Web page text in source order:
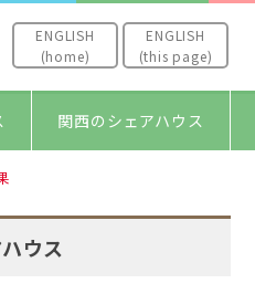
ENGLISH
(home)
ENGLISH
(this page)
関西のシェアハウス
ウス